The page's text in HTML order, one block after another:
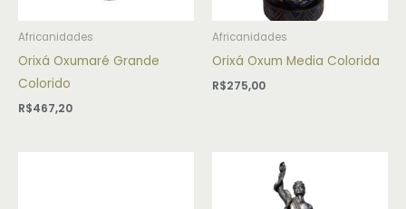
Africanidades
Orixá Oxumaré Grande
Colorido
R$467,20
Africanidades
Orixá Oxum Media Colorida
R$275,00